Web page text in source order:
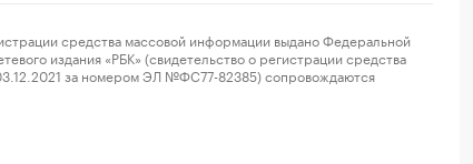
средства массовой информации выдано Федеральной
издания «РБК» (свидетельство о регистрации средства
за номером ЭЛ №ФС77-82385) сопровождаются